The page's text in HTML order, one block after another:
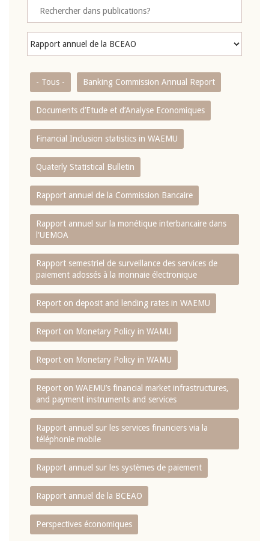
- Tous - Banking Commission Annual Report
Documents d’Etude et d’Analyse Economiques
Financial Inclusion statistics in WAEMU
Quaterly Statistical Bulletin
Rapport annuel de la Commission Bancaire
Rapport annuel sur la monétique interbancaire dans
l'UEMOA
Rapport semestriel de surveillance des services de
paiement adossés à la monnaie électronique
Report on deposit and lending rates in WAEMU
Report on Monetary Policy in WAMU
Report on Monetary Policy in WAMU
Report on WAEMU’s financial market infrastructures,
and payment instruments and services
Rapport annuel sur les services financiers via la
téléphonie mobile
Rapport annuel sur les systèmes de paiement
Rapport annuel de la BCEAO
Perspectives économiques